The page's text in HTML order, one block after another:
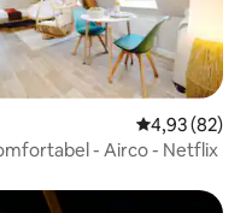
Gemiddelde
4,93 (82)
- Airco - Netflix